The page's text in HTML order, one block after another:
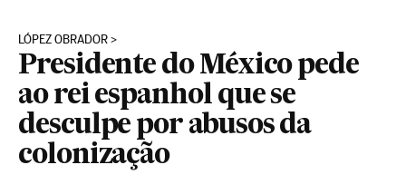
LÓPEZ OBRADOR
Presidente do México pede
ao rei espanhol que se
desculpe por abusos da
colonização